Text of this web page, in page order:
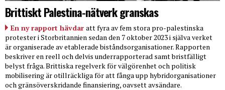
Brittiskt Palestina-nätverk granskas
En ny rapport hävdar att fyra av fem stora pro-palestinska
protester i Storbritannien sedan den 7 oktober 2023 i själva verket
är organiserade av etablerade biståndsorganisationer. Rapporten
beskriver en reell och delvis underrapporterad samt bristfälligt
belyst fråga. Brittiska regelverk för välgörenhet och politisk
mobilisering är otillräckliga för att fånga upp hybridorganisationer
och gränsöverskridande finansiering, oavsett avsändare.